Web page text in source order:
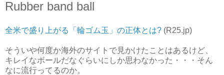
Rubber band ball
全米で盛り上がる「輪ゴム玉」の正体とは? (R25.jp)
そういや何度か海外のサイトで見かけたことはあるけど、
キレイなボールだなぐらいにしか思わなかった・・・そん
なに流行ってるのか。